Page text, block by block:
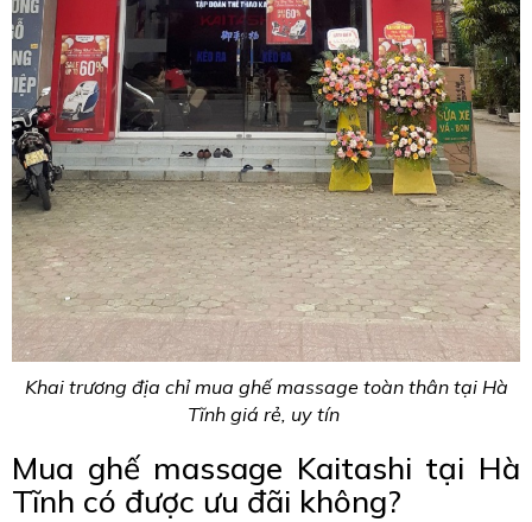
Khai trương địa chỉ mua ghế massage toàn thân tại Hà
Tĩnh giá rẻ, uy tín
Mua ghế massage Kaitashi tại Hà
Tĩnh có được ưu đãi không?